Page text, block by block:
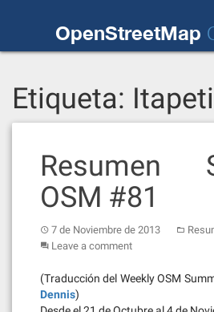
OpenStreetMap
Etiqueta:
Resumen
OSM #81
7 de Noviembre de 2013
Leave a comment
(Traducción del Weekly OSM
Dennis)